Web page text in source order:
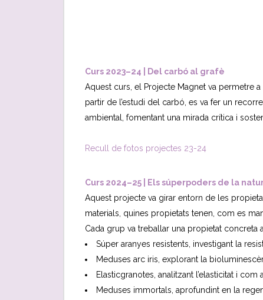
Curs 2023–24 | Del carbó al grafè
Aquest curs, el Projecte Magnet va permetre
partir de l’estudi del carbó, es va fer un
ambiental, fomentant una mirada crítica i
Recull de fotos projectes 23-24
Curs 2024–25 | Els súperpoders de la
Aquest projecte va girar entorn de les
materials, quines propietats tenen, com es
Cada grup va treballar una propietat
Súper aranyes resistents, investigant la
Meduses arc iris, explorant la
Elasticgranotes, analitzant l’elasticitat i
Meduses immortals, aprofundint en la